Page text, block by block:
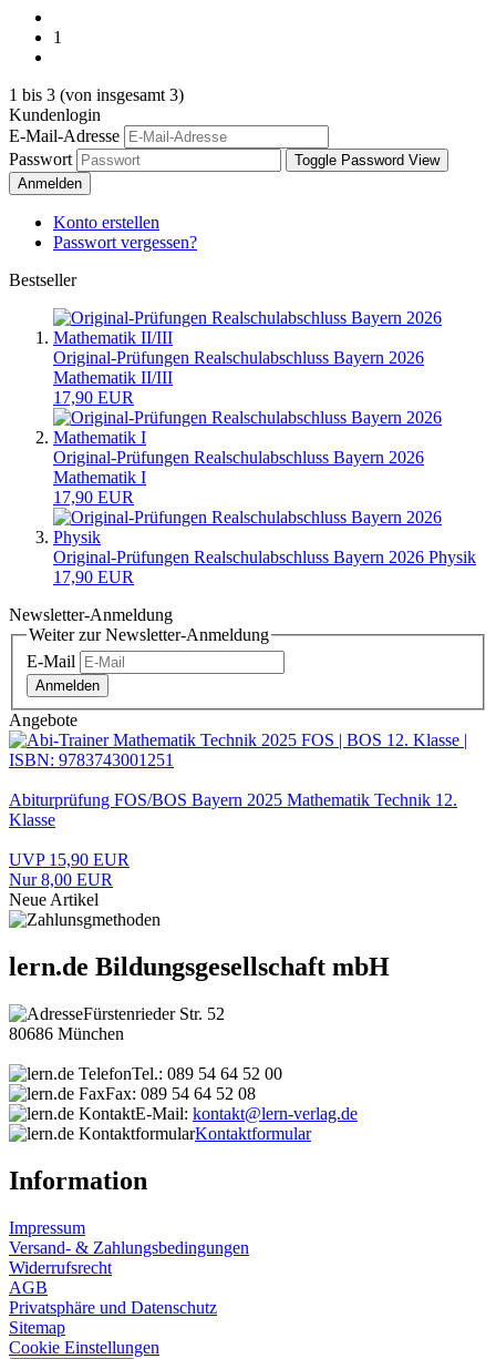
1
1 bis 3 (von insgesamt 3)
Kundenlogin
E-Mail-Adresse
Passwort
Toggle Password View
Anmelden
Konto erstellen
Passwort vergessen?
Bestseller
Original-Prüfungen Realschulabschluss Bayern 2026
Mathematik II/III
17,90 EUR
Original-Prüfungen Realschulabschluss Bayern 2026
Mathematik I
17,90 EUR
Original-Prüfungen Realschulabschluss Bayern 2026 Physik
17,90 EUR
Newsletter-Anmeldung
Weiter zur Newsletter-Anmeldung
E-Mail
Anmelden
Angebote
Abiturprüfung FOS/BOS Bayern 2025 Mathematik Technik 12.
Klasse
UVP 15,90 EUR
Nur 8,00 EUR
Neue Artikel
lern.de Bildungsgesellschaft mbH
Fürstenrieder Str. 52
80686 München
Tel.: 089 54 64 52 00
Fax: 089 54 64 52 08
E-Mail: kontakt@lern-verlag.de
Kontaktformular
Information
Impressum
Versand- & Zahlungsbedingungen
Widerrufsrecht
AGB
Privatsphäre und Datenschutz
Sitemap
Cookie Einstellungen